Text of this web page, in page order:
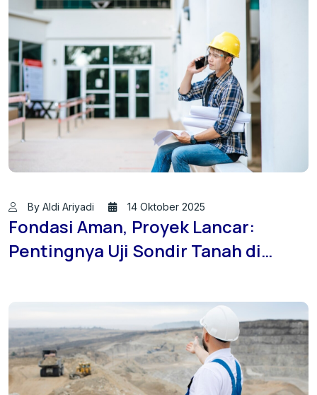
By Aldi Ariyadi 14 Oktober 2025
Fondasi Aman, Proyek Lancar:
Pentingnya Uji Sondir Tanah di